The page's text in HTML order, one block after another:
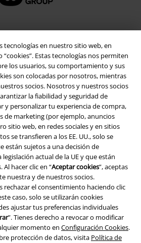
tecnologías en nuestro sitio web, en
Estas tecnologías nos permiten
los usuarios, su comportamiento y sus
son colocadas por nosotros, mientras
socios. Nosotros y nuestros socios
la fiabilidad y seguridad de
y personalizar tu experiencia de compra,
de marketing (por ejemplo, anuncios
sitio web, en redes sociales y en sitios
se transfieren a los EE. UU., solo se
están sujetos a una decisión de
actual de la UE y que están
hacer clic en “Aceptar cookies”, aceptas
nuestra y de nuestros socios.
rechazar el consentimiento haciendo clic
caso, solo se utilizarán cookies
ajustar tus preferencias individuales
”. Tienes derecho a revocar o modificar
momento en Configuración Cookies.
protección de datos, visita Política de
Seguridad